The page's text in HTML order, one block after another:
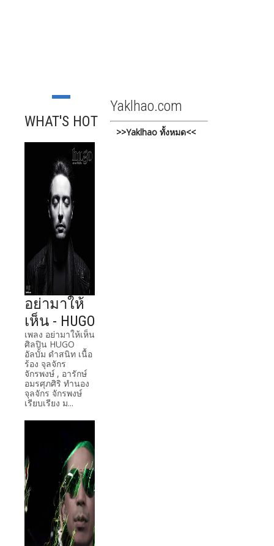
WHAT'S HOT
อย่ามาให้
เห็น - HUGO
เพลง อย่ามาให้เห็น
ศิลปิน HUGO
อัลบั้ม ดำสนิท เนื้อ
ร้อง จุลจักร
จักรพงษ์ , อารักษ์
อมรศุภศิริ ทำนอง
จุลจักร จักรพงษ์
เรียบเรียง ม...
Yaklhao.com
>>Yaklhao ทั้งหมด<<